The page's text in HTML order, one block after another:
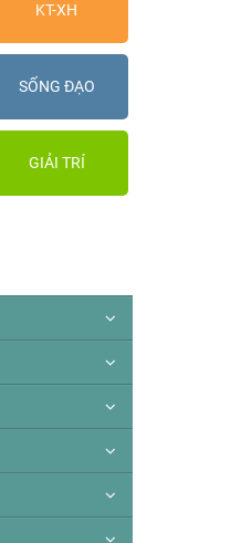
KT-XH
SỐNG ĐẠO
GIẢI TRÍ